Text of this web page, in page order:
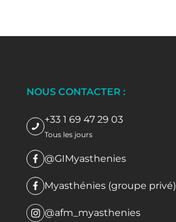
NOUS CONTACTER :
+33 1 69 47 29 03
Tous les jours
@GIMyasthenies
Myasthénies (groupe privé)
@afm_myasthenies